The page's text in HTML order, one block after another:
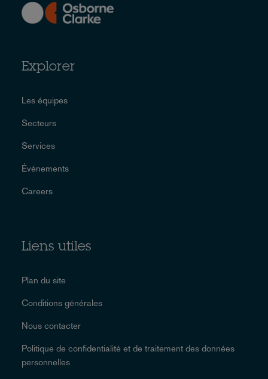
Explorer
Les équipes
Secteurs
Services
Événements
Careers
Liens utiles
Plan du site
Conditions générales
Nous contacter
Politique de confidentialité et de traitement des données
personnelles